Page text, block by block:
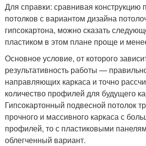
Для справки: сравнивая конструкцию
потолков с вариантом дизайна
гипсокартона, можно сказать
пластиком в этом плане проще и
Основное условие, от которого
результативность работы —
направляющих каркаса и точно
количество профилей для будущего
Гипсокартонный подвесной потолок
прочного и массивного каркаса с
профилей, то с пластиковыми
облегченный вариант.